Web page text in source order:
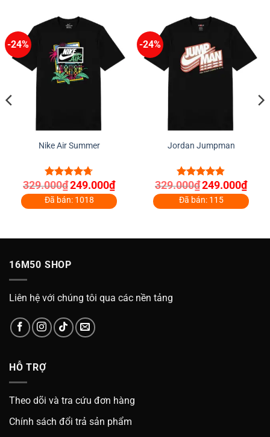
-24%
Nike Air Summer
4.70out
of 5
329.000₫Giá
gốc
là:
329.000₫.
249.000₫Giá
hiện
tại
là:
Đã bán: 1018
-24%
Jordan Jumpman
4.80out of
5
329.000₫Giá
gốc
là:
329.000₫.
249.000₫Giá
hiện
tại
là:
Đã bán: 115
16M50 SHOP
Liên hệ với chúng tôi qua các nền tảng
HỖ TRỢ
Theo dõi và tra cứu đơn hàng
Chính sách đổi trả sản phẩm